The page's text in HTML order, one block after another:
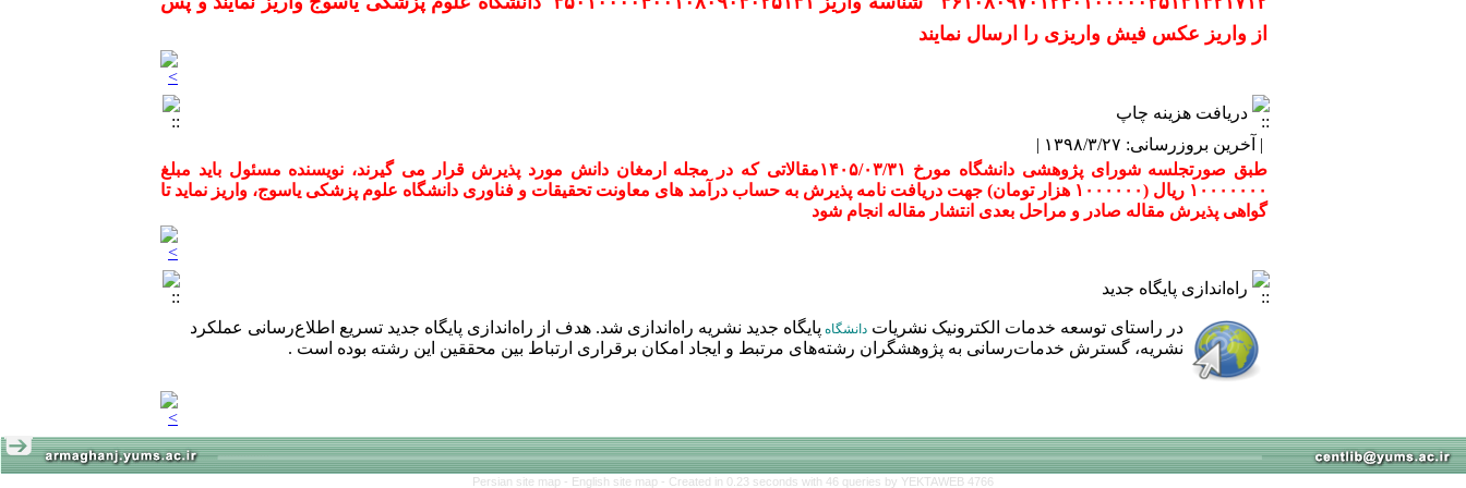
از واریز عکس فیش واریزی را ارسال نمایند
دریافت هزینه چاپ
| آخرین بروزرسانی: ۱۳۹۸/۳/۲۷ |
طبق صورتجلسه شورای پژوهشی دانشگاه مورخ ۱۴۰۵/۰۳/۳۱مقالاتی که در مجله ارمغان دانش مورد پذیرش قرار می گیرند، نویسنده مسئول باید مبلغ
۱۰۰۰۰۰۰۰ ریال (۱۰۰۰۰۰۰ هزار تومان) جهت دریافت نامه پذیرش به حساب درآمد های معاونت تحقیقات و فناوری دانشگاه علوم پزشکی یاسوج، واریز نماید تا
گواهی پذیرش مقاله صادر و مراحل بعدی انتشار مقاله انجام شود
راه‌اندازی پایگاه جدید
در راستای توسعه خدمات الکترونیک نشریات دانشگاه پایگاه جدید نشریه راه‌اندازی شد. هدف از راه‌اندازی پایگاه جدید تسریع اطلاع‌رسانی عملکرد
نشریه، گسترش خدمات‌رسانی به پژوهشگران رشته‌های مرتبط و ایجاد امکان برقراری ارتباط بین محققین این رشته بوده است .
Persian site map - English site map - Created in 0.23 seconds with 46 queries by YEKTAWEB 4766